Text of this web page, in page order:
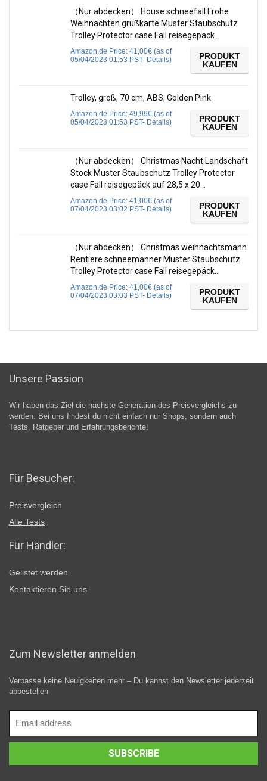
（Nur abdecken） House schneefall Frohe
Weihnachten grußkarte Muster Staubschutz
Trolley Protector case Fall reisegepäck…
Amazon.de Price: 41,00€ (as of
05/04/2023 01:53 PST- Details)
PRODUKT
KAUFEN
Trolley, groß, 70 cm, ABS, Golden Pink
Amazon.de Price: 49,99€ (as of
05/04/2023 01:53 PST- Details)
PRODUKT
KAUFEN
（Nur abdecken） Christmas Nacht Landschaft
Stock Muster Staubschutz Trolley Protector
case Fall reisegepäck auf 28,5 x 20…
Amazon.de Price: 41,00€ (as of
07/04/2023 03:02 PST- Details)
PRODUKT
KAUFEN
（Nur abdecken） Christmas weihnachtsmann
Rentiere schneemänner Muster Staubschutz
Trolley Protector case Fall reisegepäck…
Amazon.de Price: 41,00€ (as of
07/04/2023 03:03 PST- Details)
PRODUKT
KAUFEN
Unsere Passion
Wir haben das Ziel die nächste Generation des Preisvergleichs zu
werden. Bei uns findest du nicht einfach nur Shops, sondern auch
Tests, Ratgeber und Erfahrungsberichte!
Für Besucher:
Preisvergleich
Alle Tests
Für Händler:
Gelistet werden
Kontaktieren Sie uns
Zum Newsletter anmelden
Verpasse keine Neuigkeiten mehr – Du kannst den Newsletter jederzeit
abbestellen